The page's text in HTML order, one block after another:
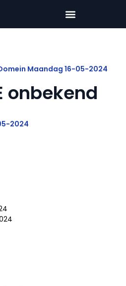
Maandag 16-05-2024
onbekend
2024